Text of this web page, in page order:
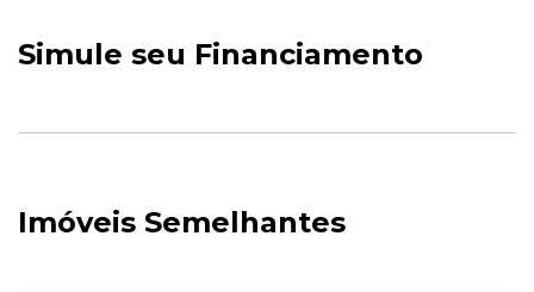
Simule seu Financiamento
Imóveis Semelhantes